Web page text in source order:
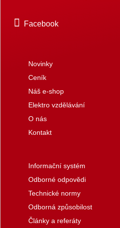
Facebook
Novinky
Ceník
Náš e-shop
Elektro vzdělávání
O nás
Kontakt
Informační systém
Odborné odpovědi
Technické normy
Odborná způsobilost
Články a referáty